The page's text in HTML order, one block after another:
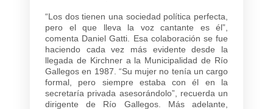
“Los dos tienen una sociedad política perfecta,
pero el que lleva la voz cantante es él”,
comenta Daniel Gatti. Esa colaboración se fue
haciendo cada vez más evidente desde la
llegada de Kirchner a la Municipalidad de Río
Gallegos en 1987. “Su mujer no tenía un cargo
formal, pero siempre estaba con él en la
secretaría privada asesorándolo”, recuerda un
dirigente de Río Gallegos. Más adelante,